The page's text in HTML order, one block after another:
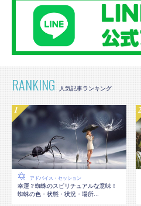
RANKING
アドバイス・セッション
幸運？蜘蛛のスピリチュアルな意味！
蜘蛛の色・状態・状況・場所...